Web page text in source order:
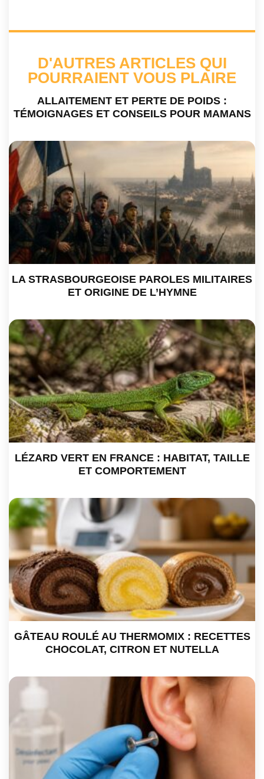
D'AUTRES ARTICLES QUI
POURRAIENT VOUS PLAIRE
ALLAITEMENT ET PERTE DE POIDS :
TÉMOIGNAGES ET CONSEILS POUR MAMANS
LA STRASBOURGEOISE PAROLES MILITAIRES
ET ORIGINE DE L’HYMNE
LÉZARD VERT EN FRANCE : HABITAT, TAILLE
ET COMPORTEMENT
GÂTEAU ROULÉ AU THERMOMIX : RECETTES
CHOCOLAT, CITRON ET NUTELLA